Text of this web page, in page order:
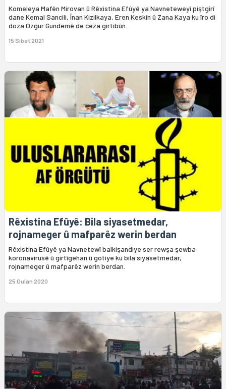
Komeleya Mafên Mirovan û Rêxistina Efûyê ya Navneteweyî piştgirî
dane Kemal Sancili, Înan Kizilkaya, Eren Keskîn û Zana Kaya ku îro di
doza Ozgur Gundemê de ceza girtibûn.
15 Sibat 2021
Rêxistina Efûyê: Bila siyasetmedar,
rojnameger û mafparêz werin berdan
Rêxistina Efûyê ya Navnetewî balkişandiye ser rewşa şewba
koronavirusê û girtîgehan û gotiye ku bila siyasetmedar,
rojnameger û mafparêz werin berdan.
25 Gulan 2020